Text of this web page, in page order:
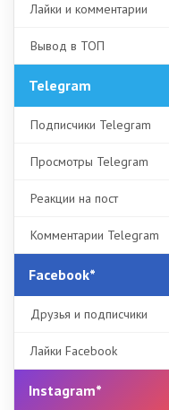
Лайки и комментарии
Вывод в ТОП
Telegram
Подписчики Telegram
Просмотры Telegram
Реакции на пост
Комментарии Telegram
Facebook*
Друзья и подписчики
Лайки Facebook
Instagram*